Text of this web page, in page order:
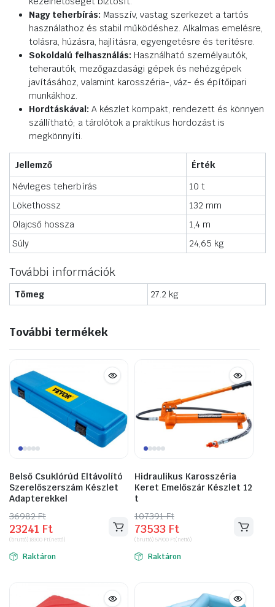
Nagy teherbírás: Masszív, vastag szerkezet a tartós
használathoz és stabil működéshez. Alkalmas emelésre,
tolásra, húzásra, hajlításra, egyengetésre és terítésre.
Sokoldalú felhasználás: Használható személyautók,
teherautók, mezőgazdasági gépek és nehézgépek
javításához, valamint karosszéria-, váz- és építőipari
munkákhoz.
Hordtáskával: A készlet kompakt, rendezett és könnyen
szállítható; a tárolótok a praktikus hordozást is
megkönnyíti.
Jellemző
Érték
Névleges teherbírás
10 t
Lökethossz
132 mm
Olajcső hossza
1,4 m
Súly
24,65 kg
További információk
Tömeg 27.2 kg
További termékek
Belső Csuklórúd Eltávolító
Szerelőszerszám Készlet
Adapterekkel
36982Ft
Original
price
was:
36982 Ft.
23241 Ft
Current
price
is:
23241 Ft.
(bruttó)18300 Ft(nettó)
Raktáron
Hidraulikus Karosszéria
Keret Emelőszár Készlet 12
t
107391Ft
Original
price
was:
107391 Ft.
73533 Ft
Current
price
is:
73533 Ft.
(bruttó) 57900 Ft(nettó)
Raktáron